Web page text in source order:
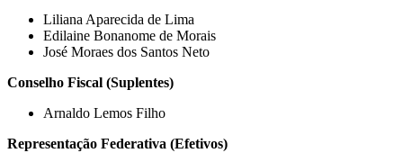
Liliana Aparecida de Lima
Edilaine Bonanome de Morais
José Moraes dos Santos Neto
Conselho Fiscal (Suplentes)
Arnaldo Lemos Filho
Representação Federativa (Efetivos)